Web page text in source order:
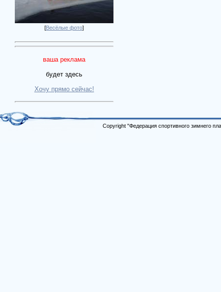
[Весёлые фото]
ваша реклама
будет здесь
Хочу прямо сейчас!
Copyright "Федерация спортивного зимнего